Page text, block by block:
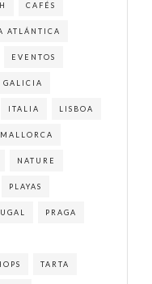
CAFÉS
ATLÁNTICA
EVENTOS
GALICIA
ITALIA LISBOA
MALLORCA
NATURE
PLAYAS
PRAGA
TARTA